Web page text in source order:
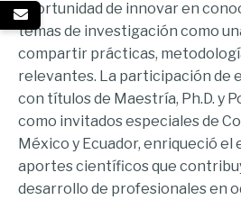
oportunidad de innovar en
temas de investigación como
compartir prácticas,
relevantes. La participación de
con títulos de Maestría, Ph.D. y
como invitados especiales de
México y Ecuador, enriqueció
aportes científicos que
desarrollo de profesionales en